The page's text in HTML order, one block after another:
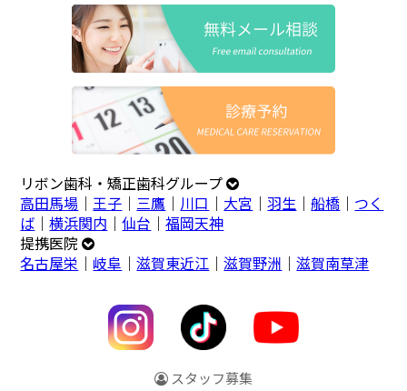
リボン歯科・矯正歯科グループ
高田馬場 ｜王子 ｜ 三鷹 ｜ 川口 ｜ 大宮 ｜羽生 ｜船橋 ｜ つく
ば ｜横浜関内 ｜仙台 ｜福岡天神
提携医院
名古屋栄 ｜岐阜 ｜滋賀東近江 ｜滋賀野洲 ｜滋賀南草津
スタッフ募集